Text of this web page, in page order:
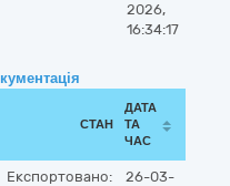
2026,
16:34:17
СТАН
ДАТА
ТА
ЧАС
Експортовано:
26-03-